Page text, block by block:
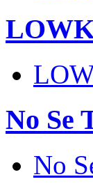
No Se
No